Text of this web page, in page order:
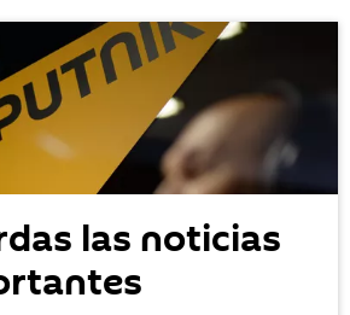
las noticias